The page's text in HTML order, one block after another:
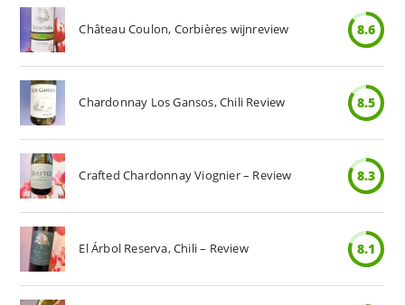
Château Coulon, Corbières wijnreview 8.6
Chardonnay Los Gansos, Chili Review 8.5
Crafted Chardonnay Viognier – Review 8.3
El Árbol Reserva, Chili – Review 8.1